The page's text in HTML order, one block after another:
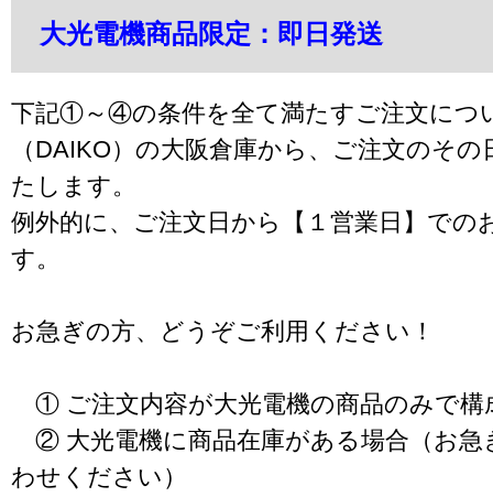
大光電機商品限定：即日発送
下記①～④の条件を全て満たすご注文につ
（DAIKO）の大阪倉庫から、ご注文のそ
たします。
例外的に、ご注文日から【１営業日】での
す。
お急ぎの方、どうぞご利用ください！
① ご注文内容が大光電機の商品のみで構
② 大光電機に商品在庫がある場合（お急
わせください）